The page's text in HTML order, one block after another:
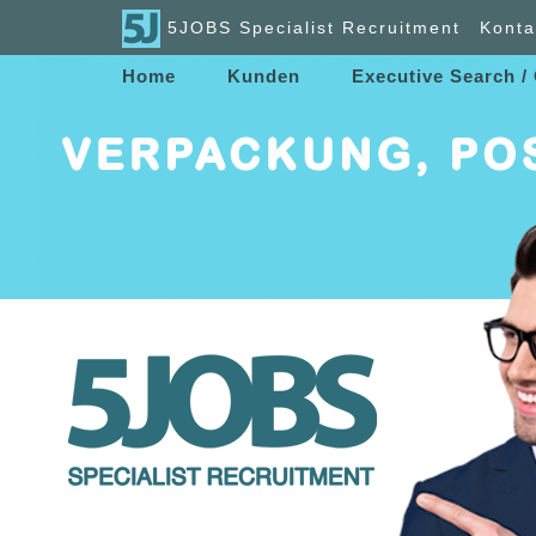
5JOBS Specialist Recruitment
Home Kunden Executive Search